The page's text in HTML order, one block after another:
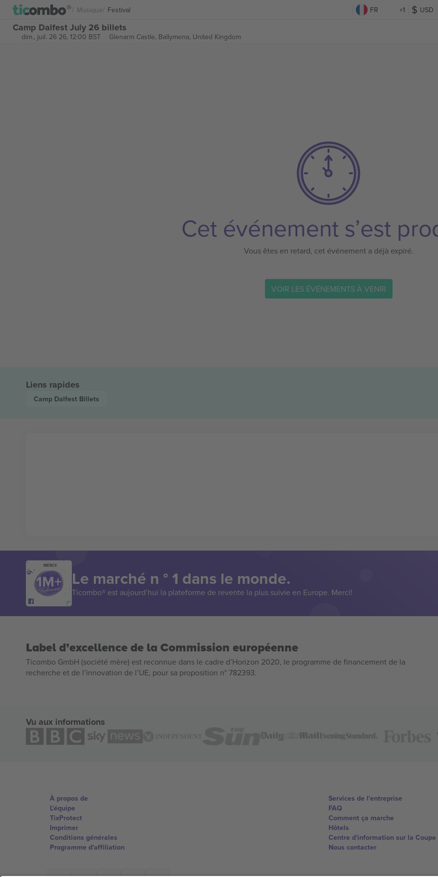
Musique Festival FR +1 USD
Camp Dalfest July 26 billets
dim., juil. 26 26, 12:00 BST Glenarm Castle, Ballymena, United Kingdom
Cet événement s’est
Vous êtes en retard, cet événement a déjà expiré.
VOIR LES ÉVÉNEMENTS À VENIR
Liens rapides
Camp Dalfest Billets
MERCI!
Le marché n ° 1 dans le monde.
Ticombo® est aujourd’hui la plateforme de revente la plus suivie en Europe. Merci!
Label d’excellence de la Commission européenne
Ticombo GmbH (société mère) est reconnue dans le cadre d’Horizon 2020, le programme de financement de la
recherche et de l’innovation de l’UE, pour sa proposition n° 782393.
Vu aux informations
À propos de
L'équipe
TixProtect
Imprimer
Conditions générales
Programme d'affiliation
Services de l'entreprise
FAQ
Comment ça marche
Hôtels
Centre d'information sur la Coupe
Nous contacter